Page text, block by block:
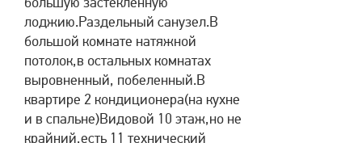
лоджию.Раздельный санузел.В
большой комнате натяжной
потолок,в остальных комнатах
выровненный, побеленный.В
квартире 2 кондиционера(на кухне
и в спальне)Видовой 10 этаж,но не
крайний,есть 11 технический